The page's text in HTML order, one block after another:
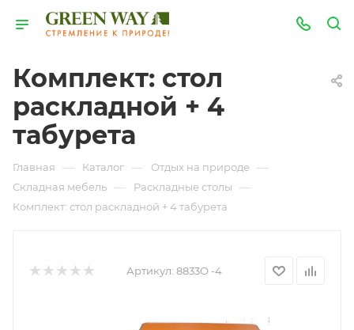
Комплект: стол
раскладной + 4
табурета
Главная — Каталог — Отдых на природе —
Складная мебель — Раскладные столы —
Комплект: стол раскладной + 4 табурета
Артикул: 8833О -4